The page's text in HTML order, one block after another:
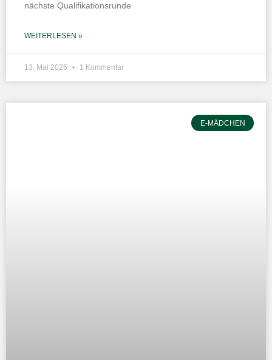
nächste Qualifikationsrunde
WEITERLESEN »
13. Mai 2026 1 Kommentar
E-MÄDCHEN